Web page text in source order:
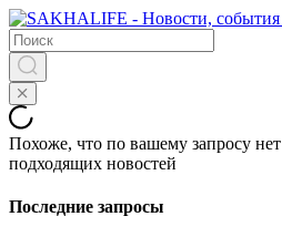
Похоже, что по вашему запросу нет
подходящих новостей
Последние запросы